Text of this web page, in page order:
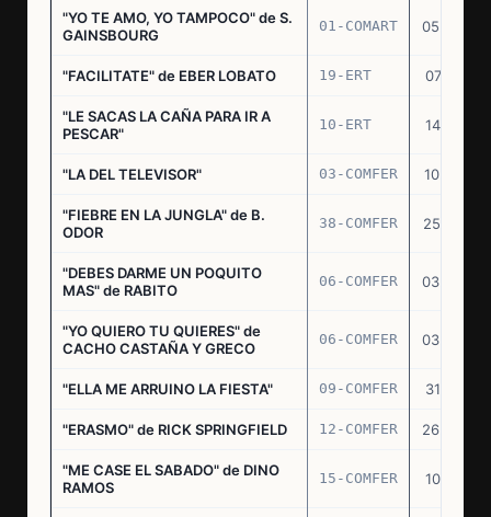
"YO TE AMO, YO TAMPOCO" de S.
GAINSBOURG
01-COMART 05.02.70
"FACILITATE" de EBER LOBATO 19-ERT 07.10.70
"LE SACAS LA CAÑA PARA IR A
PESCAR"
10-ERT 14.07.71
"LA DEL TELEVISOR" 03-COMFER 10.01.73
"FIEBRE EN LA JUNGLA" de B.
ODOR
38-COMFER 25.10.73
"DEBES DARME UN POQUITO
MAS" de RABITO
06-COMFER 03.05.74
"YO QUIERO TU QUIERES" de
CACHO CASTAÑA Y GRECO
06-COMFER 03.05.74
"ELLA ME ARRUINO LA FIESTA" 09-COMFER 31.07.74
"ERASMO" de RICK SPRINGFIELD 12-COMFER 26.09.74
"ME CASE EL SABADO" de DINO
RAMOS
15-COMFER 10.10.74